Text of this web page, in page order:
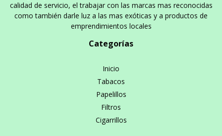
calidad de servicio, el trabajar con las marcas mas reconocidas
como también darle luz a las mas exóticas y a productos de
emprendimientos locales
Categorías
Inicio
Tabacos
Papelillos
Filtros
Cigarrillos